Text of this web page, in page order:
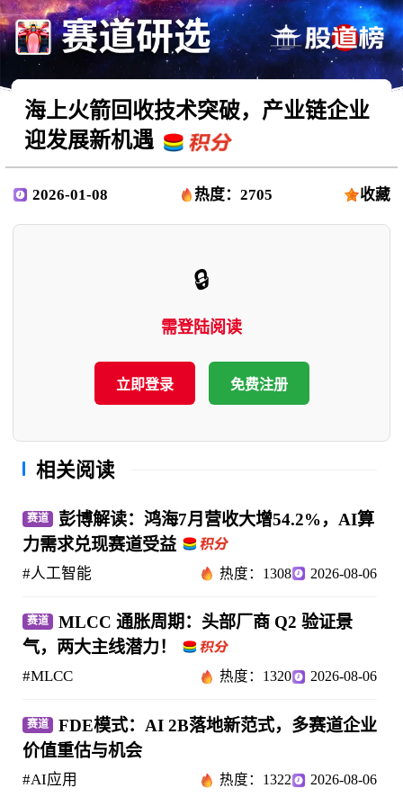
海上火箭回收技术突破，产业链企业
迎发展新机遇
2026-01-08 热度：2705 收藏
🔒
需登陆阅读
立即登录 免费注册
相关阅读
赛道
彭博解读：鸿海7月营收大增54.2%，AI算
力需求兑现赛道受益
#人工智能 热度：1308 2026-08-06
赛道
MLCC 通胀周期：头部厂商 Q2 验证景
气，两大主线潜力！
#MLCC 热度：1320 2026-08-06
赛道
FDE模式：AI 2B落地新范式，多赛道企业
价值重估与机会
#AI应用 热度：1322 2026-08-06